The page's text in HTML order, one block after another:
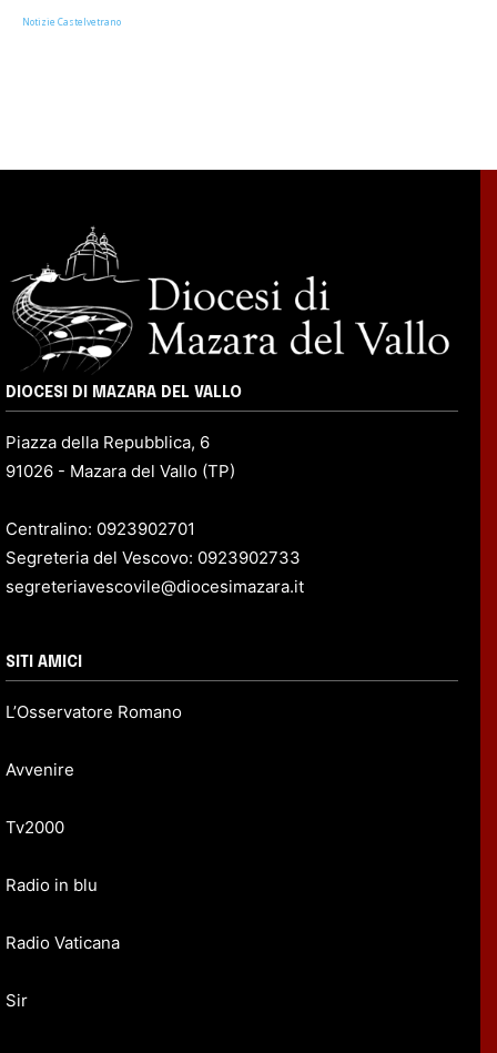
Notizie Castelvetrano
DIOCESI DI MAZARA DEL VALLO
Piazza della Repubblica, 6
91026 - Mazara del Vallo (TP)
Centralino: 0923902701
Segreteria del Vescovo: 0923902733
segreteriavescovile@diocesimazara.it
SITI AMICI
L’Osservatore Romano
Avvenire
Tv2000
Radio in blu
Radio Vaticana
Sir